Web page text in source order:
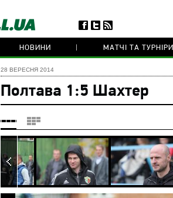
НОВИНИ МАТЧІ ТА ТУРНІРИ
28 ВЕРЕСНЯ 2014
Полтава 1:5 Шахтер